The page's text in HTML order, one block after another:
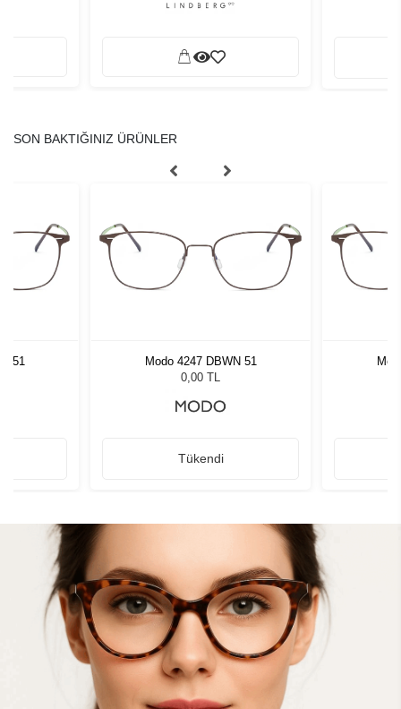
SON BAKTIĞINIZ ÜRÜNLER
51
Modo 4247 DBWN 51
0,00 TL
Tükendi